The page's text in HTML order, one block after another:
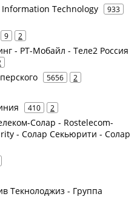
Technology
933
9 2
- РТ-Мобайл - Теле2 Россия
5656 2
410 2
Солар - Rostelecom-
- Солар Секьюрити - Солар
Текнолоджиз - Группа